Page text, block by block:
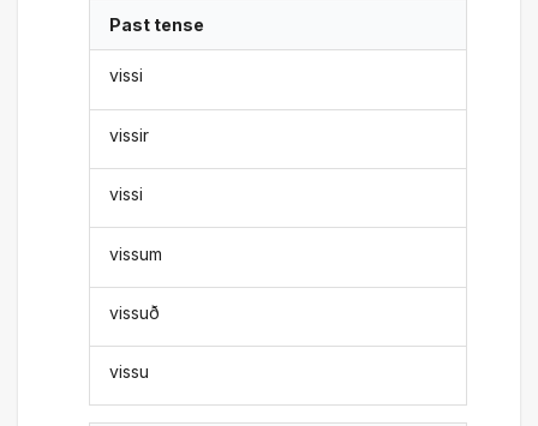
Past tense
vissi
vissir
vissi
vissum
vissuð
vissu